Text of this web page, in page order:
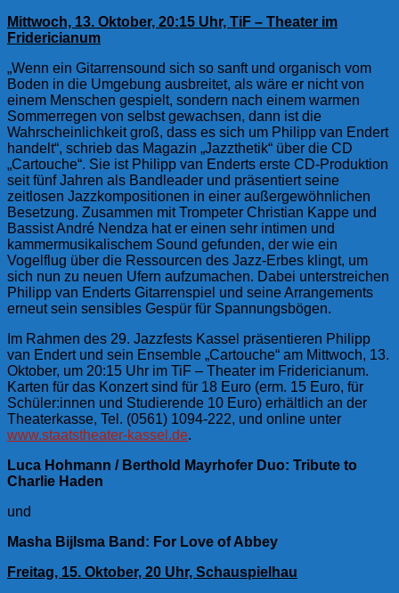
Mittwoch, 13. Oktober, 20:15 Uhr, TiF – Theater im
Fridericianum
„Wenn ein Gitarrensound sich so sanft und organisch vom
Boden in die Umgebung ausbreitet, als wäre er nicht von
einem Menschen gespielt, sondern nach einem warmen
Sommerregen von selbst gewachsen, dann ist die
Wahrscheinlichkeit groß, dass es sich um Philipp van Endert
handelt“, schrieb das Magazin „Jazzthetik“ über die CD
„Cartouche“. Sie ist Philipp van Enderts erste CD-Produktion
seit fünf Jahren als Bandleader und präsentiert seine
zeitlosen Jazzkompositionen in einer außergewöhnlichen
Besetzung. Zusammen mit Trompeter Christian Kappe und
Bassist André Nendza hat er einen sehr intimen und
kammermusikalischem Sound gefunden, der wie ein
Vogelflug über die Ressourcen des Jazz-Erbes klingt, um
sich nun zu neuen Ufern aufzumachen. Dabei unterstreichen
Philipp van Enderts Gitarrenspiel und seine Arrangements
erneut sein sensibles Gespür für Spannungsbögen.
Im Rahmen des 29. Jazzfests Kassel präsentieren Philipp
van Endert und sein Ensemble „Cartouche“ am Mittwoch, 13.
Oktober, um 20:15 Uhr im TiF – Theater im Fridericianum.
Karten für das Konzert sind für 18 Euro (erm. 15 Euro, für
Schüler:innen und Studierende 10 Euro) erhältlich an der
Theaterkasse, Tel. (0561) 1094-222, und online unter
www.staatstheater-kassel.de.
Luca Hohmann / Berthold Mayrhofer Duo: Tribute to
Charlie Haden
und
Masha Bijlsma Band: For Love of Abbey
Freitag, 15. Oktober, 20 Uhr, Schauspielhau